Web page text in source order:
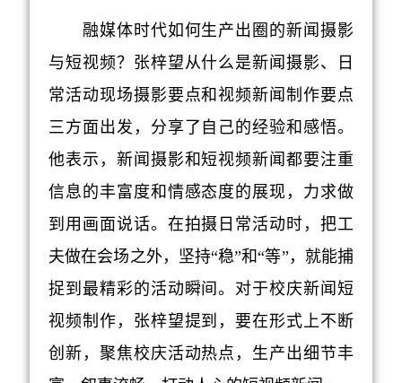
融媒体时代如何生产出圈的新闻摄影
与短视频？ 张梓望从什么是新闻摄影、日
常活动现场摄影要点和视频新闻制作要点
三方面出发，分享了自己的经验和感悟。
他表示，新闻摄影和短视频新闻都要注重
信息的丰富度和 情感态度的展现 ， 力求做
到用画面说话。在拍摄日常活动时， 把工
夫做在会场之外，
坚持“稳”和“等” ，就能捕
捉到最精彩的活动瞬间。对于校庆新闻短
视频制作 ，张梓望提到， 要在形式上不断
创新 ，聚焦校庆活动热点， 生产出细节丰